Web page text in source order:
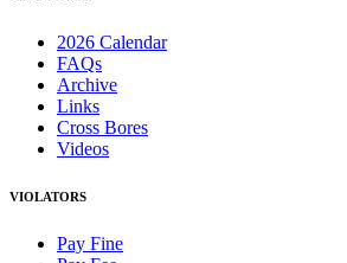
2026 Calendar
FAQs
Archive
Links
Cross Bores
Videos
VIOLATORS
Pay Fine